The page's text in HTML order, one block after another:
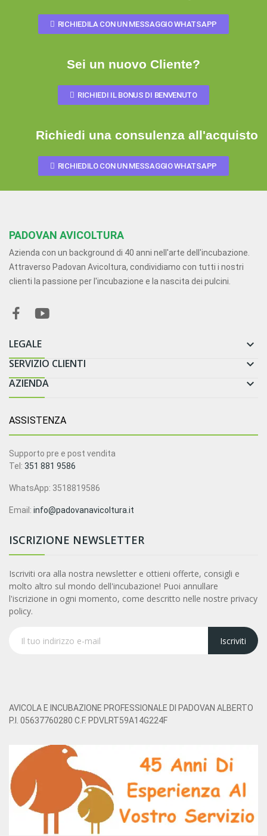
RICHIEDILA CON UN MESSAGGIO WHATSAPP
Sei un nuovo Cliente?
RICHIEDI IL BONUS DI BENVENUTO
Richiedi una consulenza all'acquisto
RICHIEDILO CON UN MESSAGGIO WHATSAPP
PADOVAN AVICOLTURA
Azienda con un background di 40 anni nell'arte dell'incubazione.
Attraverso Padovan Avicoltura, condividiamo con tutti i nostri
clienti la passione per l'incubazione e la nascita dei pulcini.
LEGALE 
SERVIZIO CLIENTI 
AZIENDA 
ASSISTENZA
Supporto pre e post vendita
Tel: 351 881 9586
WhatsApp: 3518819586
Email: info@padovanavicoltura.it
ISCRIZIONE NEWSLETTER
Iscriviti ora alla nostra newsletter e ottieni offerte, consigli e
molto altro sul mondo dell'incubazione! Puoi annullare
l'iscrizione in ogni momento, come descritto nelle nostre privacy
policy.
Iscriviti
AVICOLA E INCUBAZIONE PROFESSIONALE DI PADOVAN ALBERTO
P.I. 05637760280 C.F. PDVLRT59A14G224F